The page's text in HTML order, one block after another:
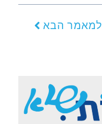
למאמר הבא